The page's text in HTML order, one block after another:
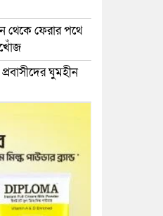
থেকে ফেরার পথে
ঘুমহীন